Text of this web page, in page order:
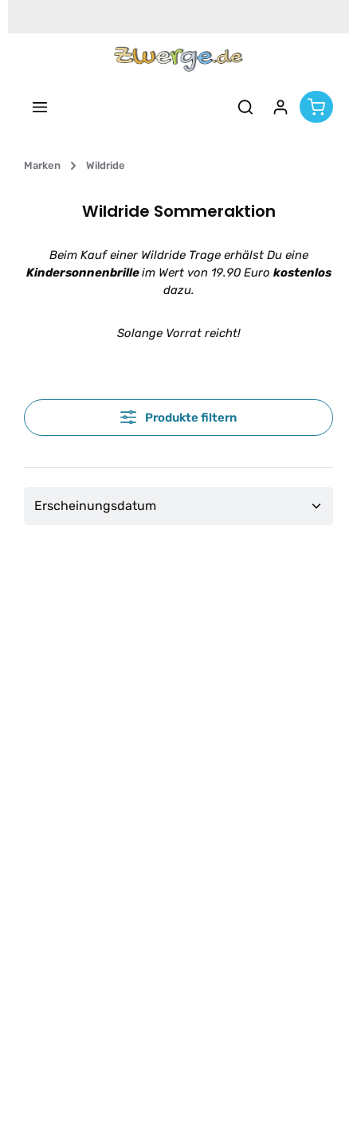
Marken Wildride
Wildride Sommeraktion
Beim Kauf einer Wildride Trage erhälst Du eine
Kindersonnenbrilleim Wert von 19.90 Euro kostenlos
dazu.
Solange Vorrat reicht!
Produkte filtern